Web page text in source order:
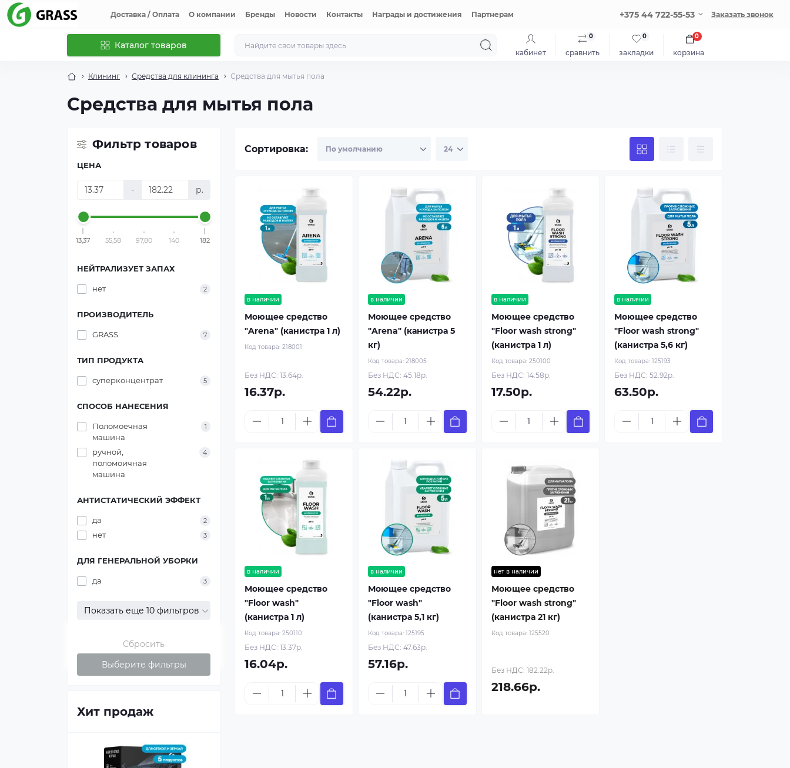
Доставка / Оплата О компании Бренды Новости Контакты Награды и достижения Партнерам +375 44 722-55-53 Заказать звонок
Каталог товаров
кабинет сравнить
0
закладки
0
корзина
0
Клининг Средства для клининга Средства для мытья пола
Средства для мытья пола
Фильтр товаров
ЦЕНА
- р.
13,37 55,58 97,80 140 182
НЕЙТРАЛИЗУЕТ ЗАПАХ
нет 2
ПРОИЗВОДИТЕЛЬ
GRASS 7
ТИП ПРОДУКТА
суперконцентрат 5
СПОСОБ НАНЕСЕНИЯ
Поломоечная
машина
1
ручной,
поломоичная
машина
4
АНТИСТАТИЧЕСКИЙ ЭФФЕКТ
да 2
нет 3
ДЛЯ ГЕНЕРАЛЬНОЙ УБОРКИ
да 3
Показать еще 10 фильтров
Сбросить
Выберите фильтры
Хит продаж
Сортировка:
в наличии
Моющее средство
"Arena" (канистра 1 л)
Код товара: 218001
Без НДС: 13.64р.
16.37р.
в наличии
Моющее средство
"Arena" (канистра 5
кг)
Код товара: 218005
Без НДС: 45.18р.
54.22р.
в наличии
Моющее средство
"Floor wash strong"
(канистра 1 л)
Код товара: 250100
Без НДС: 14.58р.
17.50р.
в наличии
Моющее средство
"Floor wash strong"
(канистра 5,6 кг)
Код товара:125193
Без НДС: 52.92р.
63.50р.
в наличии
Моющее средство
"Floor wash"
(канистра 1 л)
Код товара: 250110
Без НДС: 13.37р.
16.04р.
в наличии
Моющее средство
"Floor wash"
(канистра 5,1 кг)
Код товара: 125195
Без НДС: 47.63р.
57.16р.
нет в наличии
Моющее средство
"Floor wash strong"
(канистра 21 кг)
Код товара: 125520
Без НДС: 182.22р.
218.66р.